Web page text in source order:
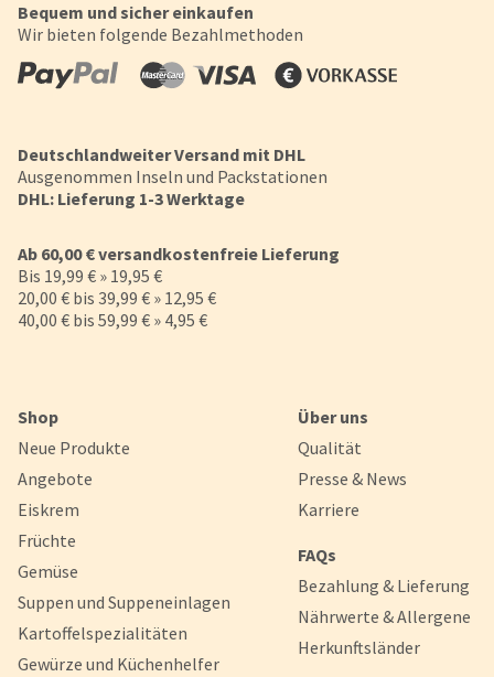
Bequem und sicher einkaufen
Wir bieten folgende Bezahlmethoden
Deutschlandweiter Versand mit DHL
Ausgenommen Inseln und Packstationen
DHL: Lieferung 1-3 Werktage
Ab 60,00 € versandkostenfreie Lieferung
Bis 19,99 € » 19,95 €
20,00 € bis 39,99 € » 12,95 €
40,00 € bis 59,99 € » 4,95 €
Shop
Neue Produkte
Angebote
Eiskrem
Früchte
Gemüse
Suppen und Suppeneinlagen
Kartoffelspezialitäten
Gewürze und Küchenhelfer
Über uns
Qualität
Presse & News
Karriere
FAQs
Bezahlung & Lieferung
Nährwerte & Allergene
Herkunftsländer